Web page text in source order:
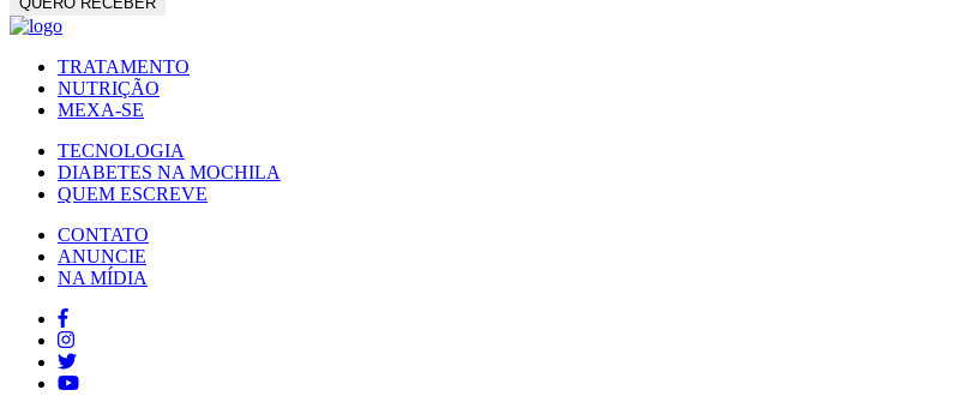
TRATAMENTO
NUTRIÇÃO
MEXA-SE
TECNOLOGIA
DIABETES NA MOCHILA
QUEM ESCREVE
CONTATO
ANUNCIE
NA MÍDIA